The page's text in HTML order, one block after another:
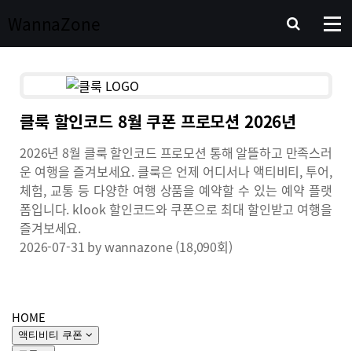
WannaZone
클룩 할인코드 8월 쿠폰 프로모션 2026년
2026년 8월 클룩 할인코드 프로모션 통해 알뜰하고 만족스러
운 여행을 즐겨보세요. 클룩은 언제 어디서나 액티비티, 투어,
체험, 교통 등 다양한 여행 상품을 예약할 수 있는 예약 플랫
폼입니다. klook 할인코드와 쿠폰으로 최대 할인받고 여행을
즐겨보세요.
2026-07-31 bywannazone(18,090회)
HOME
액티비티 쿠폰